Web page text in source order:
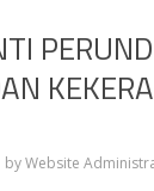
byWebsite